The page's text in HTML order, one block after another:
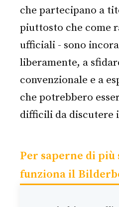
che partecipano a
piuttosto che come
ufficiali - sono
liberamente, a
convenzionale e a
che potrebbero
difficili da discutere
Per saperne di più
funziona il